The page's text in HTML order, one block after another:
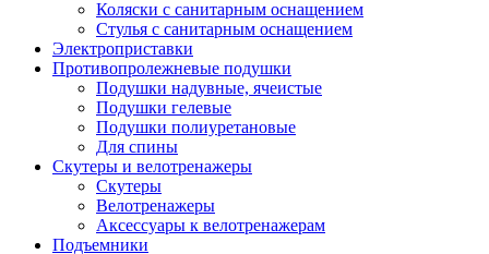
Коляски с санитарным оснащением
Стулья с санитарным оснащением
Электроприставки
Противопролежневые подушки
Подушки надувные, ячеистые
Подушки гелевые
Подушки полиуретановые
Для спины
Скутеры и велотренажеры
Скутеры
Велотренажеры
Аксессуары к велотренажерам
Подъемники